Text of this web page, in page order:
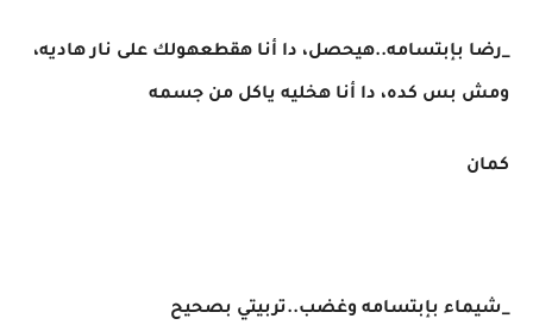
_رضا بإبتسامه..هيحصل، دا أنا هقطعهولك على نار هاديه،
ومش بس كده، دا أنا هخليه ياكل من جسمه
كمان
_شيماء بإبتسامه وغضب..تربيتي بصحيح